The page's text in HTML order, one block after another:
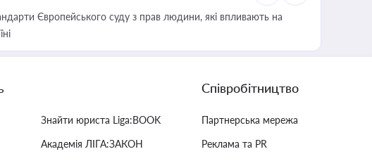
Європейського суду з прав людини, які впливають на
Знайти юриста Liga:BOOK
Академія ЛІГА:ЗАКОН
Співробітництво
Партнерська мережа
Реклама та PR